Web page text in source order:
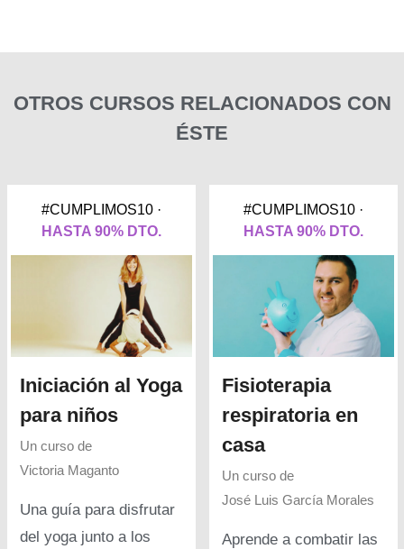
OTROS CURSOS RELACIONADOS CON
ÉSTE
#CUMPLIMOS10 ·
HASTA 90% DTO.
Iniciación al Yoga
para niños
Un curso de
Victoria Maganto
Una guía para disfrutar
del yoga junto a los
#CUMPLIMOS10 ·
HASTA 90% DTO.
Fisioterapia
respiratoria en
casa
Un curso de
José Luis García Morales
Aprende a combatir las